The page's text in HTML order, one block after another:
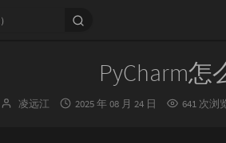
PyCharm怎
博
凌远江
发
2025 年 08 月 24 日 641 次浏